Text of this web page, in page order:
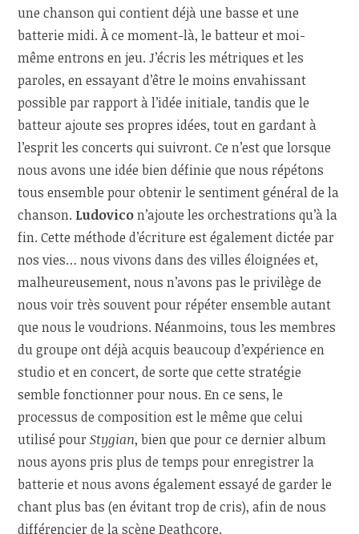
une chanson qui contient déjà une basse et une
batterie midi. À ce moment-là, le batteur et moi-
même entrons en jeu. J’écris les métriques et les
paroles, en essayant d’être le moins envahissant
possible par rapport à l’idée initiale, tandis que le
batteur ajoute ses propres idées, tout en gardant à
l’esprit les concerts qui suivront. Ce n’est que lorsque
nous avons une idée bien définie que nous répétons
tous ensemble pour obtenir le sentiment général de la
chanson. Ludovicon’ajoute les orchestrations qu’à la
fin. Cette méthode d’écriture est également dictée par
nos vies… nous vivons dans des villes éloignées et,
malheureusement, nous n’avons pas le privilège de
nous voir très souvent pour répéter ensemble autant
que nous le voudrions. Néanmoins, tous les membres
du groupe ont déjà acquis beaucoup d’expérience en
studio et en concert, de sorte que cette stratégie
semble fonctionner pour nous. En ce sens, le
processus de composition est le même que celui
utilisé pourStygian, bien que pour ce dernier album
nous ayons pris plus de temps pour enregistrer la
batterie et nous avons également essayé de garder le
chant plus bas (en évitant trop de cris), afin de nous
différencier de la scène Deathcore.